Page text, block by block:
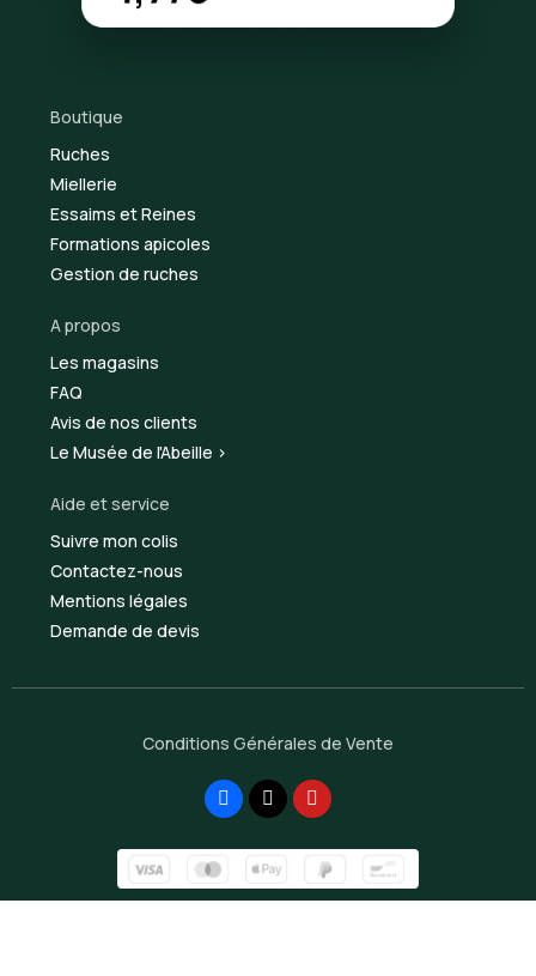
Boutique
Ruches
Miellerie
Essaims et Reines
Formations apicoles
Gestion de ruches
A propos
Les magasins
FAQ
Avis de nos clients
Le Musée de l'Abeille >
Aide et service
Suivre mon colis
Contactez-nous
Mentions légales
Demande de devis
Conditions Générales de Vente